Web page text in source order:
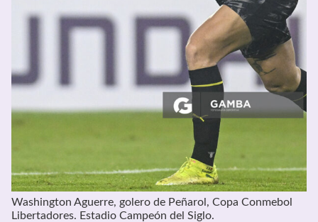
Washington Aguerre, golero de Peñarol, Copa Conmebol
Libertadores. Estadio Campeón del Siglo.